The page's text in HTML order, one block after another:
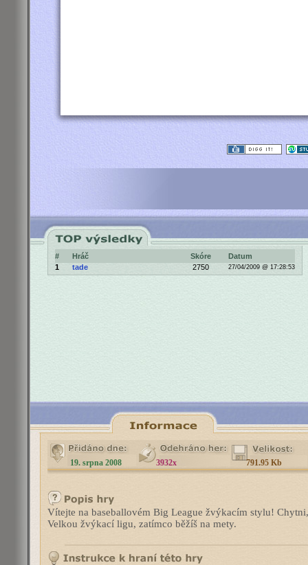
# Hráč Skóre
Datum
1
tade 2750 27/04/2009 @ 17:28:53
19. srpna 2008 3932x 791.95 Kb
Vítejte na baseballovém Big League žvýkacím stylu!
Velkou žvýkací ligu, zatímco běžíš na mety.